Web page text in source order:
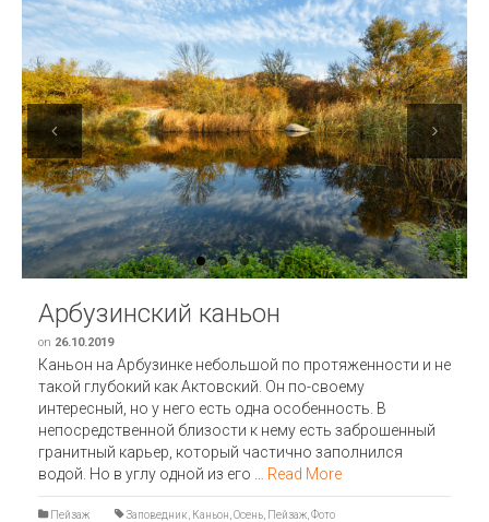
Previous Next
Арбузинский каньон
on 26.10.2019
Каньон на Арбузинке небольшой по протяженности и не
такой глубокий как Актовский. Он по-своему
интересный, но у него есть одна особенность. В
непосредственной близости к нему есть заброшенный
гранитный карьер, который частично заполнился
водой. Но в углу одной из его … Read More
Пейзаж Заповедник Каньон Осень Пейзаж Фото